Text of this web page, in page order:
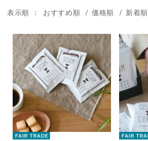
表示順 おすすめ順 価格順 新着順